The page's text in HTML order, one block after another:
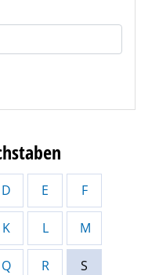
D E F
K L M
Q R S